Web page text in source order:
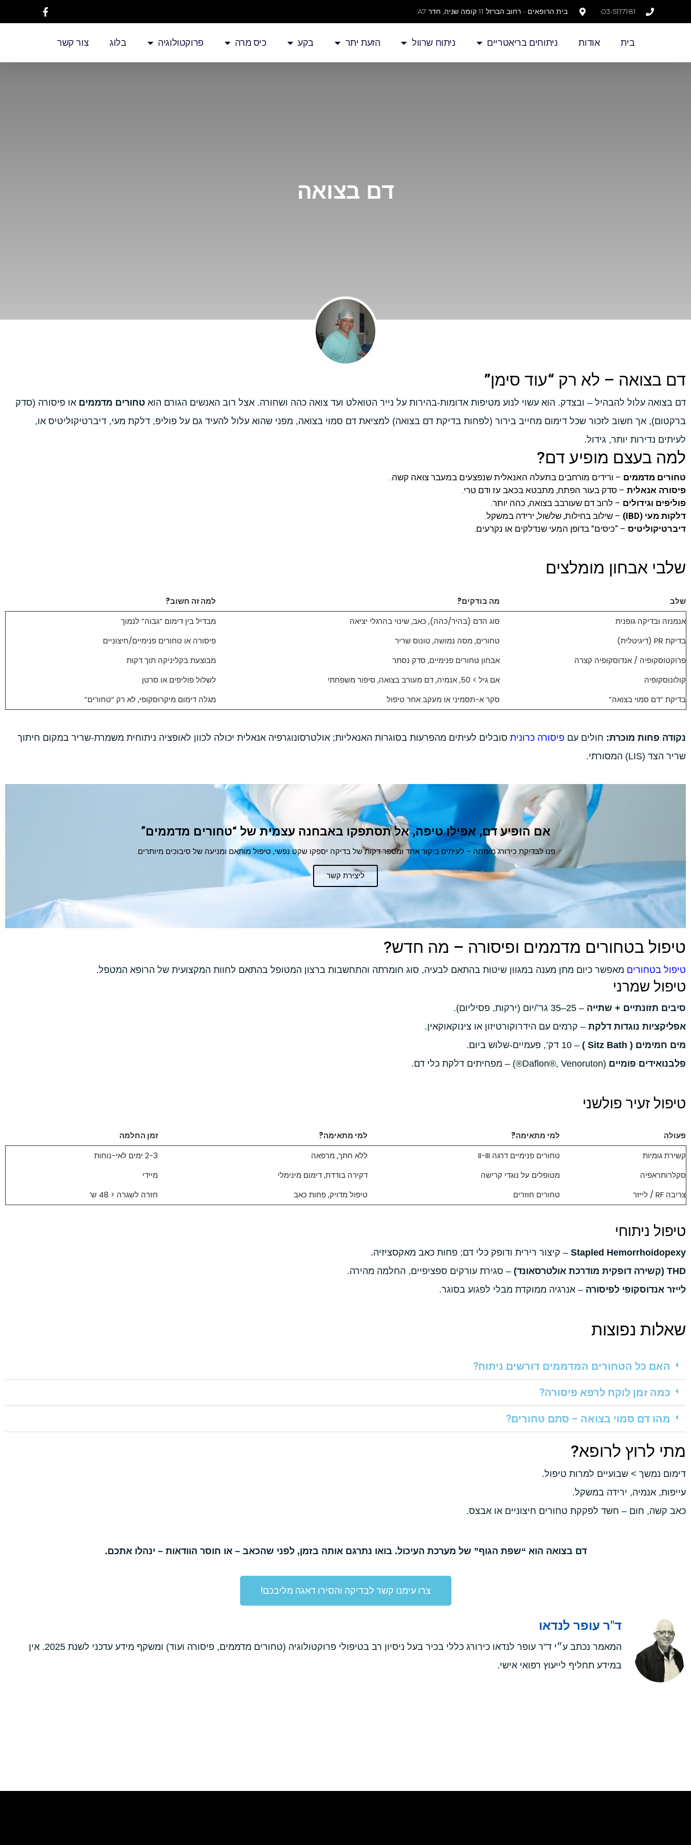
03-5117181 בית הרופאים - רחוב הברזל 11 קומה שניה, חדר A7
בית אודות ניתוחים בריאטריים ניתוח שרוול הזעת יתר בקע כיס מרה פרוקטולוגיה בלוג צור קשר
דם בצואה
דם בצואה – לא רק “עוד סימן”
דם בצואה עלול להבהיל – ובצדק. הוא עשוי לנוע מטיפות אדומות-בהירות על נייר הטואלט ועד צואה כהה ושחורה. אצל רוב האנשים הגורם הוא טחורים מדממים או פיסורה (סדק
ברקטום), אך חשוב לזכור שכל דימום מחייב בירור (לפחות בדיקת דם בצואה) למציאת דם סמוי בצואה, מפני שהוא עלול להעיד גם על פוליפ, דלקת מעי, דיברטיקוליטיס או,
לעיתים נדירות יותר, גידול.
למה בעצם מופיע דם?
טחורים מדממים – ורידים מורחבים בתעלה האנאלית שנפצעים במעבר צואה קשה.
פיסורה אנאלית – סדק בעור הפתח, מתבטא בכאב עז ודם טרי.
פוליפים וגידולים – לרוב דם שעורבב בצואה, כהה יותר.
דלקות מעי (IBD)
– שילוב בחילות, שלשול, ירידה במשקל.
דיברטיקוליטיס – “כיסים” בדופן המעי שנדלקים או נקרעים.
שלבי אבחון מומלצים
שלב מה בודקים?
למה זה חשוב?
אנמנזה ובדיקה גופנית
סוג הדם (בהיר/כהה), כאב, שינוי בהרגלי יציאה
מבדיל בין דימום “גבוה” לנמוך
בדיקת PR (דיגיטלית)
טחורים, מסה נמושה, טונוס שריר
פיסורה או טחורים פנימיים/חיצוניים
פרוקטוסקופיה / אנדוסקופיה קצרה
אבחון טחורים פנימיים, סדק נסתר
מבוצעת בקליניקה תוך דקות
קולונוסקופיה
אם גיל > 50, אנמיה, דם מעורב בצואה, סיפור משפחתי
לשלול פוליפים או סרטן
בדיקת “דם סמוי בצואה”
סקר א-תסמיני או מעקב אחר טיפול מגלה דימום מיקרוסקופי, לא רק “טחורים”
נקודה פחות מוכרת: חולים עם פיסורה כרונית סובלים לעיתים מהפרעות בסוגרות האנאליות; אולטרסונוגרפיה אנאלית יכולה לכוון לאופציה ניתוחית משמרת-שריר במקום חיתוך
שריר הצד (LIS) המסורתי.
אם הופיע דם, אפילו טיפה, אל תסתפקו באבחנה עצמית של “טחורים מדממים”
פנו לבדיקת כירורג מומחה – לעיתים ביקור אחד ומספר דקות של בדיקה יספקו שקט נפשי, טיפול מותאם ומניעה של סיבוכים מיותרים.
ליצירת קשר
טיפול בטחורים מדממים ופיסורה – מה חדש?
טיפול בטחורים מאפשר כיום מתן מענה במגוון שיטות בהתאם לבעיה, סוג חומרתה והתחשבות ברצון המטופל בהתאם לחוות המקצועית של הרופא המטפל.
טיפול שמרני
סיבים תזונתיים + שתייה – 25–35 גר’/יום (ירקות, פסיליום).
אפליקציות נוגדות דלקת – קרמים עם הידרוקורטיזון או צינוקאוקאין.
מים חמימים ( Sitz Bath )
– 10 דק’, פעמיים-שלוש ביום.
פלבנואידים פומיים (Daflon®, Venoruton®) – מפחיתים דלקת כלי דם.
טיפול זעיר פולשני
פעולה למי מתאימה? למי מתאימה?
זמן החלמה
קשירת גומיות
טחורים פנימיים דרגה II-III ללא חתך, מרפאה
2-3 ימים לאי-נוחות
סקלרותראפיה
מטופלים על נוגדי קרישה דקירה בודדת, דימום מינימלי
מיידי
צריבה RF / לייזר
טחורים חוזרים טיפול מדויק, פחות כאב חזרה לשגרה < 48 ש’
טיפול ניתוחי
Stapled Hemorrhoidopexy – קיצור רירית ודופק כלי דם; פחות כאב מאקסציזיה.
THD (קשירה דופקית מודרכת אולטרסאונד)
– סגירת עורקים ספציפיים, החלמה מהירה.
לייזר אנדוסקופי לפיסורה – אנרגיה ממוקדת מבלי לפגוע בסוגר.
שאלות נפוצות
האם כל הטחורים המדממים דורשים ניתוח?
כמה זמן לוקח לרפא פיסורה?
מהו דם סמוי בצואה – סתם טחורים?
מתי לרוץ לרופא?
דימום נמשך > שבועיים למרות טיפול.
עייפות, אנמיה, ירידה במשקל.
כאב קשה, חום – חשד לפקקת טחורים חיצוניים או אבצס.
דם בצואה הוא “שפת הגוף” של מערכת העיכול. בואו נתרגם אותה בזמן, לפני שהכאב – או חוסר הוודאות – ינהלו אתכם.
צרו עימנו קשר לבדיקה והסירו דאגה מליבכם!
ד"ר עופר לנדאו
המאמר נכתב ע״י ד"ר עופר לנדאו כירורג כללי בכיר בעל ניסיון רב בטיפולי פרוקטולוגיה (טחורים מדממים, פיסורה ועוד) ומשקף מידע עדכני לשנת 2025. אין
במידע תחליף לייעוץ רפואי אישי.